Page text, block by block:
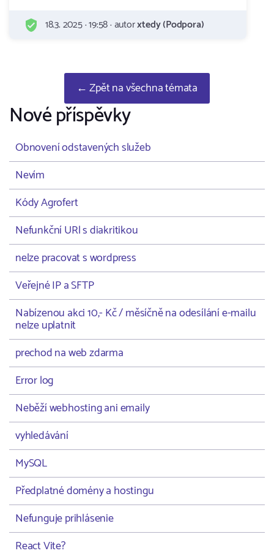
18.3. 2025 · 19:58 · autorxtedy (Podpora)
← Zpět na všechna témata
Nové příspěvky
Obnovení odstavených služeb
Nevím
Kódy Agrofert
Nefunkční URl s diakritikou
nelze pracovat s wordpress
Veřejné IP a SFTP
Nabízenou akci 10,- Kč / měsíčně na odesílání e-mailu
nelze uplatnit
prechod na web zdarma
Error log
Neběží webhosting ani emaily
vyhledávání
MySQL
Předplatné domény a hostingu
Nefunguje prihlásenie
React Vite?